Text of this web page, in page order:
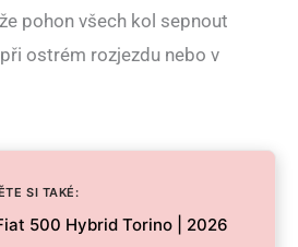
pohon všech kol sepnout
ostrém rozjezdu nebo v
SI TAKÉ:
500 Hybrid Torino | 2026